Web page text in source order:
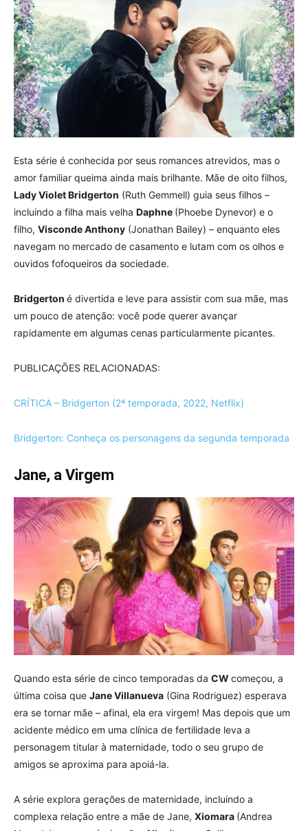
Esta série é conhecida por seus romances atrevidos, mas o
amor familiar queima ainda mais brilhante. Mãe de oito filhos,
Lady Violet Bridgerton (Ruth Gemmell) guia seus filhos –
incluindo a filha mais velha Daphne (Phoebe Dynevor) e o
filho, Visconde Anthony (Jonathan Bailey) – enquanto eles
navegam no mercado de casamento e lutam com os olhos e
ouvidos fofoqueiros da sociedade.
Bridgerton é divertida e leve para assistir com sua mãe, mas
um pouco de atenção: você pode querer avançar
rapidamente em algumas cenas particularmente picantes.
PUBLICAÇÕES RELACIONADAS:
CRÍTICA – Bridgerton (2ª temporada, 2022, Netflix)
Bridgerton: Conheça os personagens da segunda temporada
Jane, a Virgem
Quando esta série de cinco temporadas da CW começou, a
última coisa que Jane Villanueva (Gina Rodriguez) esperava
era se tornar mãe – afinal, ela era virgem! Mas depois que um
acidente médico em uma clínica de fertilidade leva a
personagem titular à maternidade, todo o seu grupo de
amigos se aproxima para apoiá-la.
A série explora gerações de maternidade, incluindo a
complexa relação entre a mãe de Jane, Xiomara (Andrea